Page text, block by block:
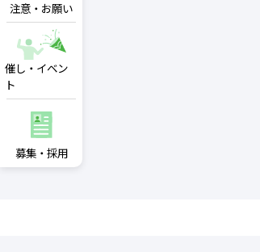
注意・お願い
催し・イベン
ト
募集・採用